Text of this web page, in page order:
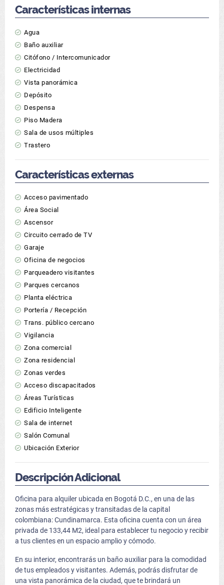
Características internas
Agua
Baño auxiliar
Citófono / Intercomunicador
Electricidad
Vista panorámica
Depósito
Despensa
Piso Madera
Sala de usos múltiples
Trastero
Características externas
Acceso pavimentado
Área Social
Ascensor
Circuito cerrado de TV
Garaje
Oficina de negocios
Parqueadero visitantes
Parques cercanos
Planta eléctrica
Portería / Recepción
Trans. público cercano
Vigilancia
Zona comercial
Zona residencial
Zonas verdes
Acceso discapacitados
Áreas Turísticas
Edificio Inteligente
Sala de internet
Salón Comunal
Ubicación Exterior
Descripción Adicional
Oficina para alquiler ubicada en Bogotá D.C., en una de las
zonas más estratégicas y transitadas de la capital
colombiana: Cundinamarca. Esta oficina cuenta con un área
privada de 133,44 M2, ideal para establecer tu negocio y recibir
a tus clientes en un espacio amplio y cómodo.
En su interior, encontrarás un baño auxiliar para la comodidad
de tus empleados y visitantes. Además, podrás disfrutar de
una vista panorámica de la ciudad, que te brindará un